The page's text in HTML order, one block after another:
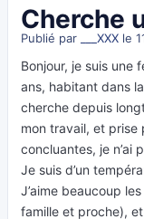
Cherche
Publié par ___XXX le
Bonjour, je suis une
ans, habitant dans
cherche depuis
mon travail, et prise
concluantes, je n’ai
Je suis d’un
J’aime beaucoup
famille et proche),